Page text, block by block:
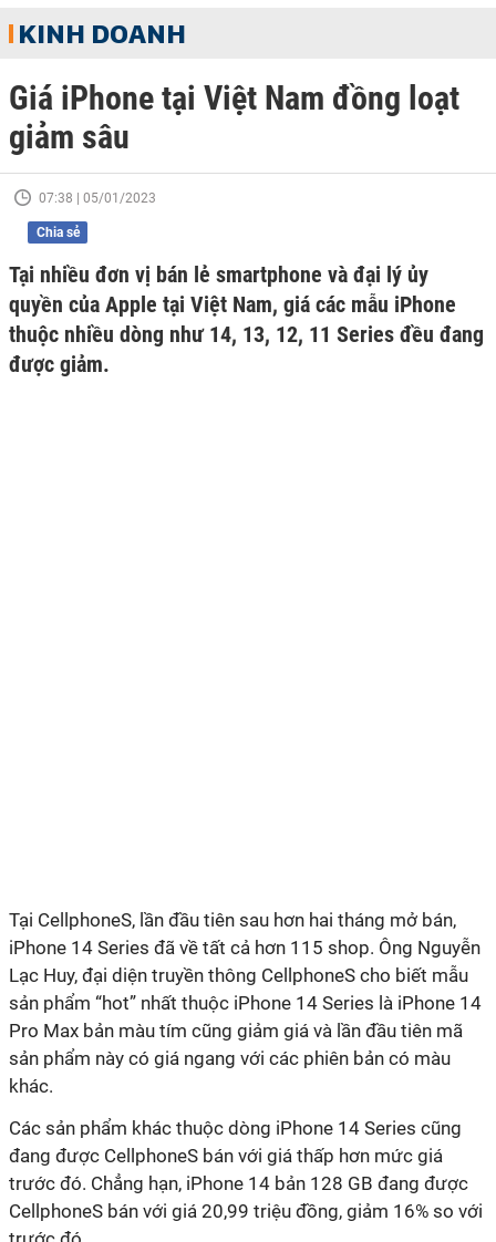
KINH DOANH
Giá iPhone tại Việt Nam đồng loạt
giảm sâu
07:38 | 05/01/2023
Chia sẻ
Tại nhiều đơn vị bán lẻ smartphone và đại lý ủy
quyền của Apple tại Việt Nam, giá các mẫu iPhone
thuộc nhiều dòng như 14, 13, 12, 11 Series đều đang
được giảm.
Tại CellphoneS, lần đầu tiên sau hơn hai tháng mở bán,
iPhone 14 Series đã về tất cả hơn 115 shop. Ông Nguyễn
Lạc Huy, đại diện truyền thông CellphoneS cho biết mẫu
sản phẩm “hot” nhất thuộc iPhone 14 Series là iPhone 14
Pro Max bản màu tím cũng giảm giá và lần đầu tiên mã
sản phẩm này có giá ngang với các phiên bản có màu
khác.
Các sản phẩm khác thuộc dòng iPhone 14 Series cũng
đang được CellphoneS bán với giá thấp hơn mức giá
trước đó. Chẳng hạn, iPhone 14 bản 128 GB đang được
CellphoneS bán với giá 20,99 triệu đồng, giảm 16% so với